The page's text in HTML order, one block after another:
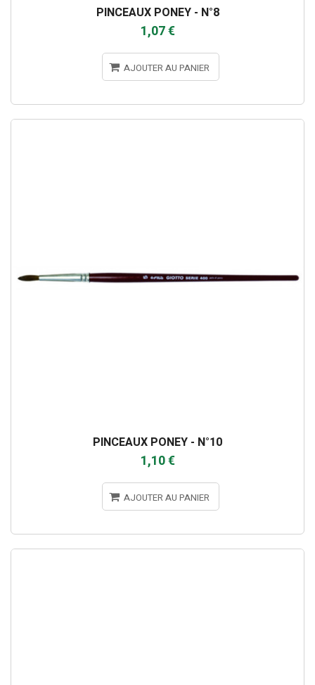
PINCEAUX PONEY - N°8
1,07 €
AJOUTER AU PANIER
PINCEAUX PONEY - N°10
1,10 €
AJOUTER AU PANIER